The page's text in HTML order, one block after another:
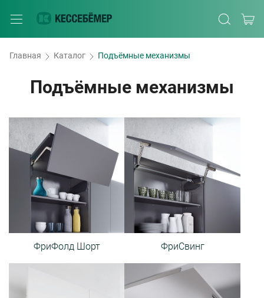
Главная Каталог Подъёмные механизмы
Подъёмные механизмы
ФриФолд Шорт ФриСвинг